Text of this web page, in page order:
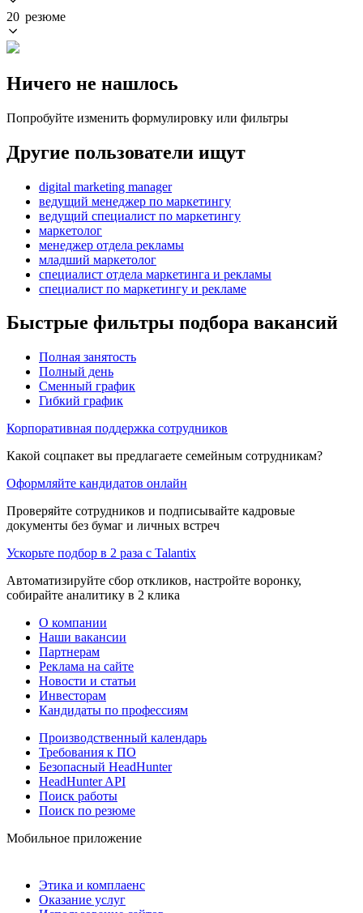
20 резюме
Ничего не нашлось
Попробуйте изменить формулировку или фильтры
Другие пользователи ищут
digital marketing manager
ведущий менеджер по маркетингу
ведущий специалист по маркетингу
маркетолог
менеджер отдела рекламы
младший маркетолог
специалист отдела маркетинга и рекламы
специалист по маркетингу и рекламе
Быстрые фильтры подбора вакансий
Полная занятость
Полный день
Сменный график
Гибкий график
Корпоративная поддержка сотрудников
Какой соцпакет вы предлагаете семейным сотрудникам?
Оформляйте кандидатов онлайн
Проверяйте сотрудников и подписывайте кадровые
документы без бумаг и личных встреч
Ускорьте подбор в 2 раза с Talantix
Автоматизируйте сбор откликов, настройте воронку,
собирайте аналитику в 2 клика
О компании
Наши вакансии
Партнерам
Реклама на сайте
Новости и статьи
Инвесторам
Кандидаты по профессиям
Производственный календарь
Требования к ПО
Безопасный HeadHunter
HeadHunter API
Поиск работы
Поиск по резюме
Мобильное приложение
Этика и комплаенс
Оказание услуг